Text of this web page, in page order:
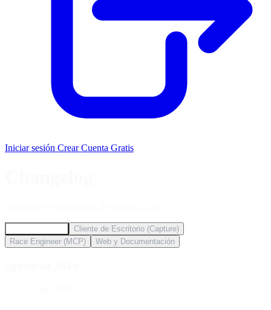
Iniciar sesión Crear Cuenta Gratis
Cliente de Escritorio (Capture)
Race Engineer (MCP)
Web y Documentación